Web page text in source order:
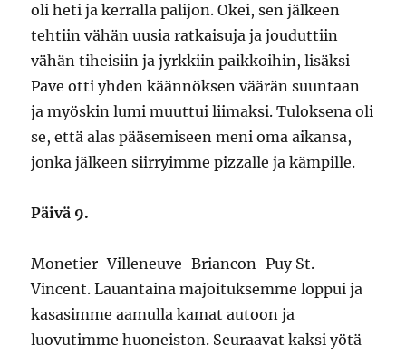
oli heti ja kerralla palijon. Okei, sen jälkeen
tehtiin vähän uusia ratkaisuja ja jouduttiin
vähän tiheisiin ja jyrkkiin paikkoihin, lisäksi
Pave otti yhden käännöksen väärän suuntaan
ja myöskin lumi muuttui liimaksi. Tuloksena oli
se, että alas pääsemiseen meni oma aikansa,
jonka jälkeen siirryimme pizzalle ja kämpille.
Päivä 9.
Monetier-Villeneuve-Briancon-Puy St.
Vincent. Lauantaina majoituksemme loppui ja
kasasimme aamulla kamat autoon ja
luovutimme huoneiston. Seuraavat kaksi yötä